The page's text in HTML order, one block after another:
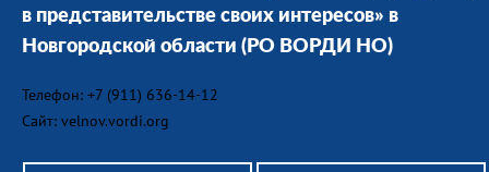
в представительстве своих интересов» в
Новгородской области (РО ВОРДИ НО)
Телефон: +7 (911) 636-14-12
Сайт: velnov.vordi.org